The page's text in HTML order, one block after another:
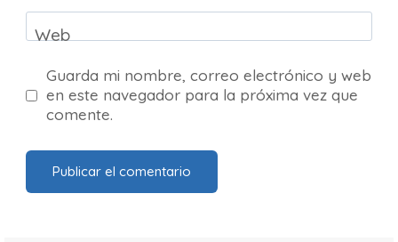
Web
Guarda mi nombre, correo electrónico y web
en este navegador para la próxima vez que
comente.